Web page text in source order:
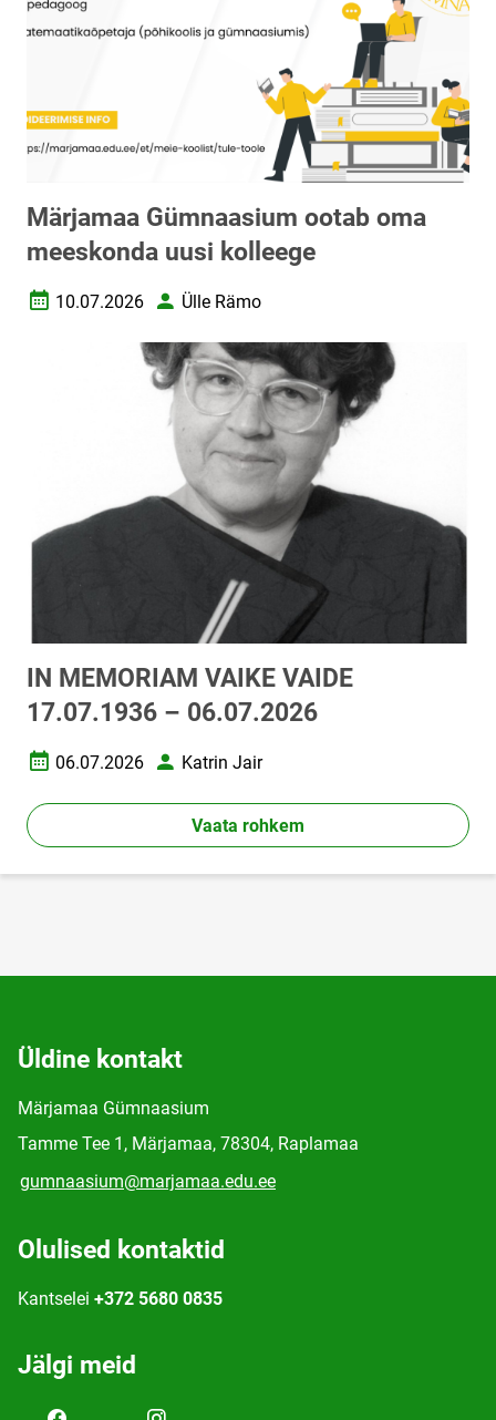
Märjamaa Gümnaasium ootab oma
meeskonda uusi kolleege
Loomise kuupäev
10.07.2026 AutorÜlle Rämo
IN MEMORIAM VAIKE VAIDE
17.07.1936 – 06.07.2026
Loomise kuupäev
06.07.2026 AutorKatrin Jair
Vaata rohkem
Üldine kontakt
Märjamaa Gümnaasium
Tamme Tee 1, Märjamaa, 78304, Raplamaa
gumnaasium@marjamaa.edu.ee
Olulised kontaktid
Kantselei +372 5680 0835
Jälgi meid